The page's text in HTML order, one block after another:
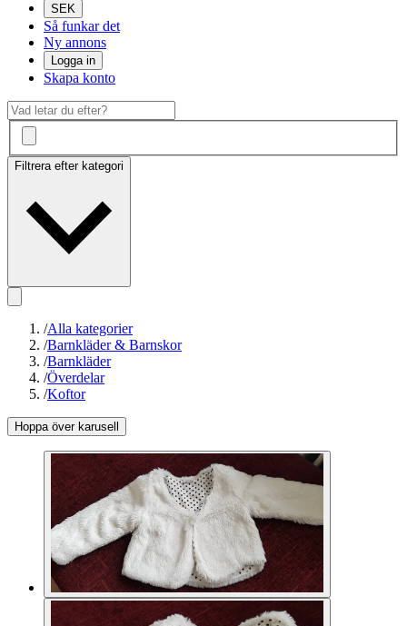
SEK
Så funkar det
Ny annons
Logga in
Skapa konto
Filtrera efter kategori
/Alla kategorier
/Barnkläder & Barnskor
/Barnkläder
/Överdelar
/Koftor
Hoppa över karusell